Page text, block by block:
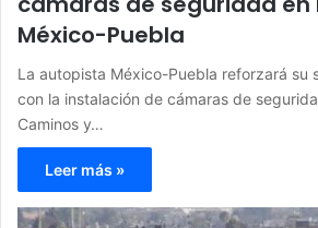
México-Puebla
La autopista México-Puebla reforzará su
con la instalación de cámaras de
Caminos y…
Leer más »